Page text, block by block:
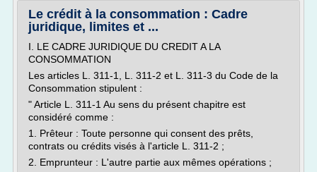
Le crédit à la consommation : Cadre
juridique, limites et ...
I. LE CADRE JURIDIQUE DU CREDIT A LA
CONSOMMATION
Les articles L. 311-1, L. 311-2 et L. 311-3 du Code de la
Consommation stipulent :
" Article L. 311-1 Au sens du présent chapitre est
considéré comme :
1. Prêteur : Toute personne qui consent des prêts,
contrats ou crédits visés à l'article L. 311-2 ;
2. Emprunteur : L'autre partie aux mêmes opérations ;